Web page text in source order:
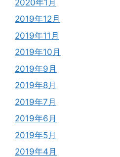
2020年1月
2019年12月
2019年11月
2019年10月
2019年9月
2019年8月
2019年7月
2019年6月
2019年5月
2019年4月